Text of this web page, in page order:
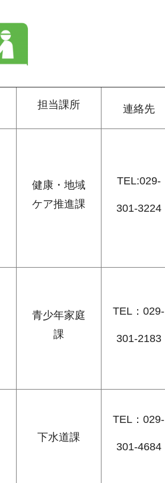
担当課所 連絡先
健康・地域
ケア推進課
TEL:029-
301-3224
青少年家庭
課
TEL：029-
301-2183
下水道課
TEL：029-
301-4684